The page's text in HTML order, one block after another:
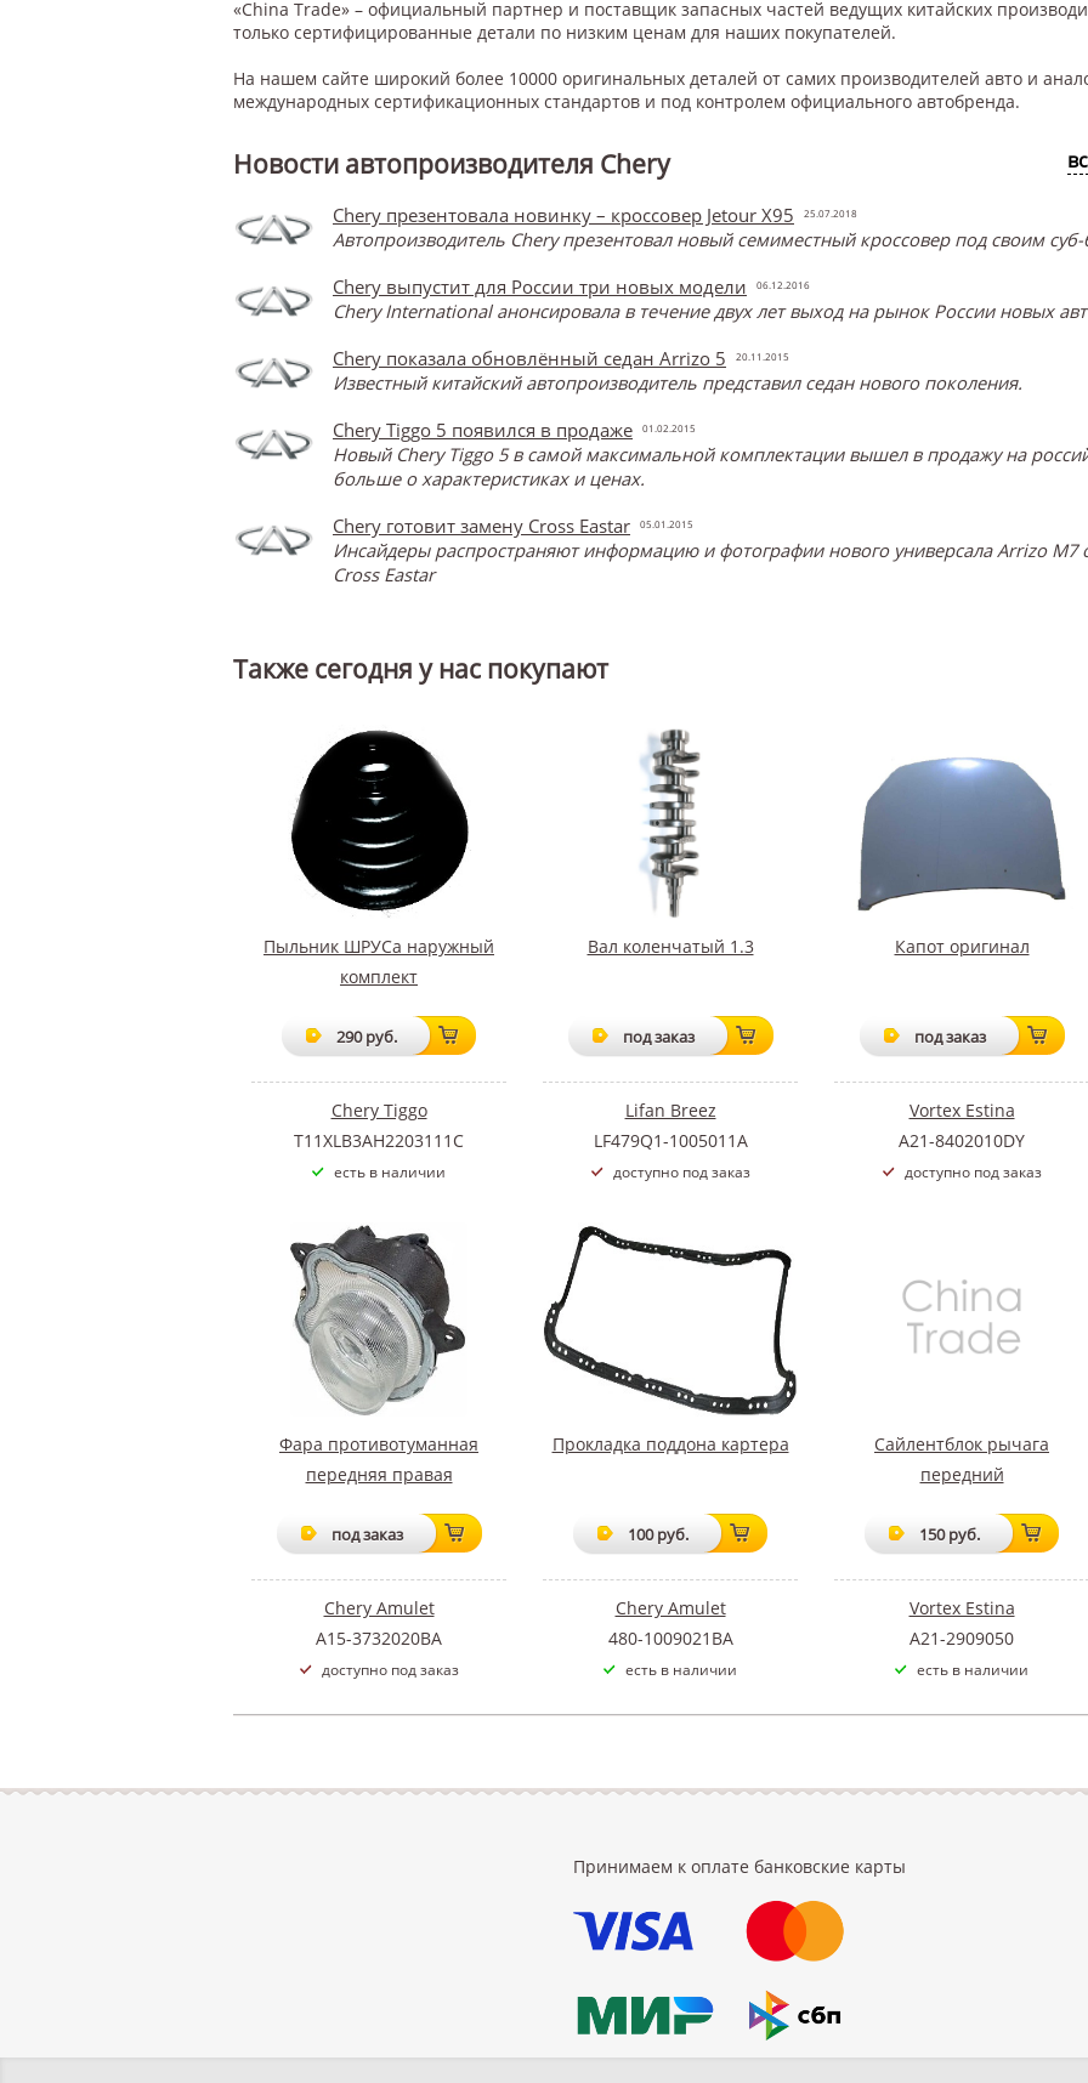
«China Trade» – официальный партнер и поставщик запасных частей ведущих китайских
только сертифицированные детали по низким ценам для наших покупателей.
На нашем сайте широкий более 10000 оригинальных деталей от самих производителей авто и
международных сертификационных стандартов и под контролем официального автобренда.
Новости автопроизводителя Chery
Chery презентовала новинку – кроссовер Jetour X95 25.07.2018
Автопроизводитель Chery презентовал новый семиместный кроссовер под своим
Chery выпустит для России три новых модели
06.12.2016
Chery International анонсировала в течение двух лет выход на рынок России новых
Chery показала обновлённый седан Arrizo 5
20.11.2015
Известный китайский автопроизводитель представил седан нового поколения.
Chery Tiggo 5 появился в продаже
01.02.2015
Новый Chery Tiggo 5 в самой максимальной комплектации вышел в продажу на
больше о характеристиках и ценах.
Chery готовит замену Cross Eastar
05.01.2015
Инсайдеры распространяют информацию и фотографии нового универсала Arrizo M7
Cross Eastar
Также сегодня у нас покупают
Пыльник ШРУСа наружный
комплект
290 руб.
Chery Tiggo
T11XLB3AH2203111C
есть в наличии
Вал коленчатый 1.3
под заказ
Lifan Breez
LF479Q1-1005011A
доступно под заказ
Капот оригинал
под заказ
Vortex Estina
A21-8402010DY
доступно под заказ
Фара противотуманная
передняя правая
под заказ
Chery Amulet
A15-3732020BA
доступно под заказ
Прокладка поддона картера
100 руб.
Chery Amulet
480-1009021BA
есть в наличии
Сайлентблок рычага
передний
150 руб.
Vortex Estina
A21-2909050
есть в наличии
Принимаем к оплате банковские карты